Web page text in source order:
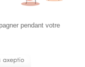
pendant votre